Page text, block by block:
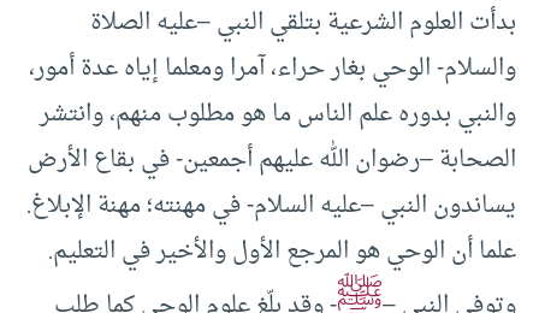
بدأت العلوم الشرعية بتلقي النبي –عليه الصلاة
والسلام- الوحي بغار حراء، آمرا ومعلما إياه عدة أمور،
والنبي بدوره علم الناس ما هو مطلوب منهم، وانتشر
الصحابة –رضوان الله عليهم أجمعين- في بقاع الأرض
يساندون النبي –عليه السلام- في مهنته؛ مهنة الإبلاغ.
علما أن الوحي هو المرجع الأول والأخير في التعليم.
ﷺ